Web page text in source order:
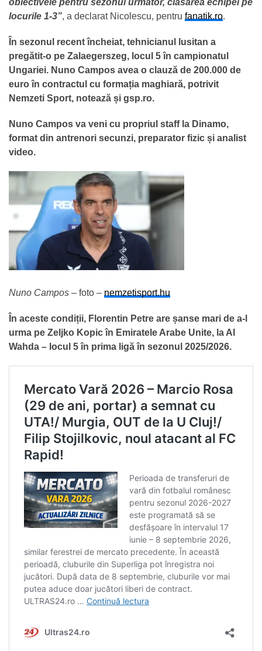
locurile 1-3”, a declarat Nicolescu, pentru fanatik.ro.
În sezonul recent încheiat, tehnicianul lusitan a
pregătit-o pe Zalaegerszeg, locul 5 în campionatul
Ungariei. Nuno Campos avea o clauză de 200.000 de
euro în contractul cu formația maghiară, potrivit
Nemzeti Sport, notează și gsp.ro.
Nuno Campos va veni cu propriul staff la Dinamo,
format din antrenori secunzi, preparator fizic și analist
video.
Nuno Campos – foto – nemzetisport.hu
În aceste condiții, Florentin Petre are șanse mari de a-l
urma pe Zeljko Kopic în Emiratele Arabe Unite, la Al
Wahda – locul 5 în prima ligă în sezonul 2025/2026.